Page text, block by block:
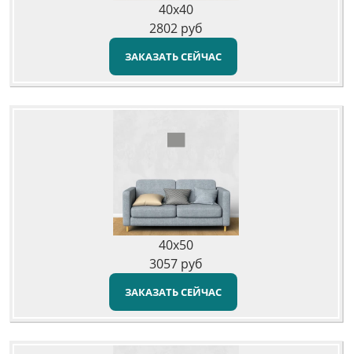
40x40
2802 руб
ЗАКАЗАТЬ СЕЙЧАС
40x50
3057 руб
ЗАКАЗАТЬ СЕЙЧАС